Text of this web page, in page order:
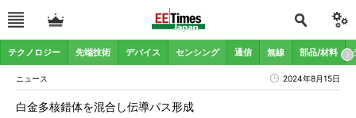
テクノロジー 先端技術 デバイス センシング 通信 無線 部品/材料
ニュース 2024年8月15日
白金多核錯体を混合し伝導パス形成